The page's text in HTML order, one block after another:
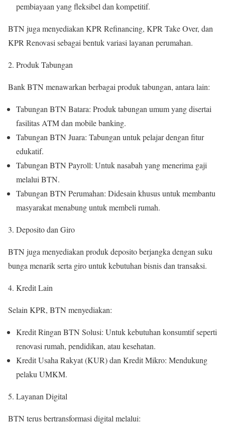
pembiayaan yang fleksibel dan kompetitif.
BTN juga menyediakan KPR Refinancing, KPR Take Over, dan
KPR Renovasi sebagai bentuk variasi layanan perumahan.
Produk Tabungan
Bank BTN menawarkan berbagai produk tabungan, antara lain:
Tabungan BTN Batara: Produk tabungan umum yang disertai
fasilitas ATM dan mobile banking.
Tabungan BTN Juara: Tabungan untuk pelajar dengan fitur
edukatif.
Tabungan BTN Payroll: Untuk nasabah yang menerima gaji
melalui BTN.
Tabungan BTN Perumahan: Didesain khusus untuk membantu
masyarakat menabung untuk membeli rumah.
Deposito dan Giro
BTN juga menyediakan produk deposito berjangka dengan suku
bunga menarik serta giro untuk kebutuhan bisnis dan transaksi.
Kredit Lain
Selain KPR, BTN menyediakan:
Kredit Ringan BTN Solusi: Untuk kebutuhan konsumtif seperti
renovasi rumah, pendidikan, atau kesehatan.
Kredit Usaha Rakyat (KUR) dan Kredit Mikro: Mendukung
pelaku UMKM.
Layanan Digital
BTN terus bertransformasi digital melalui: